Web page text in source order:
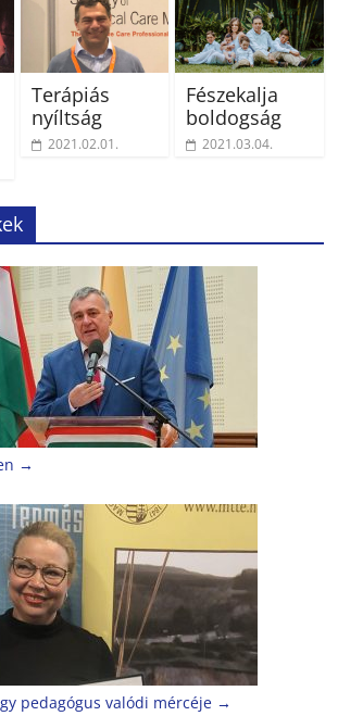
Terápiás
nyíltság
2021.02.01.
Fészekalja
boldogság
2021.03.04.
→
pedagógus valódi mércéje →